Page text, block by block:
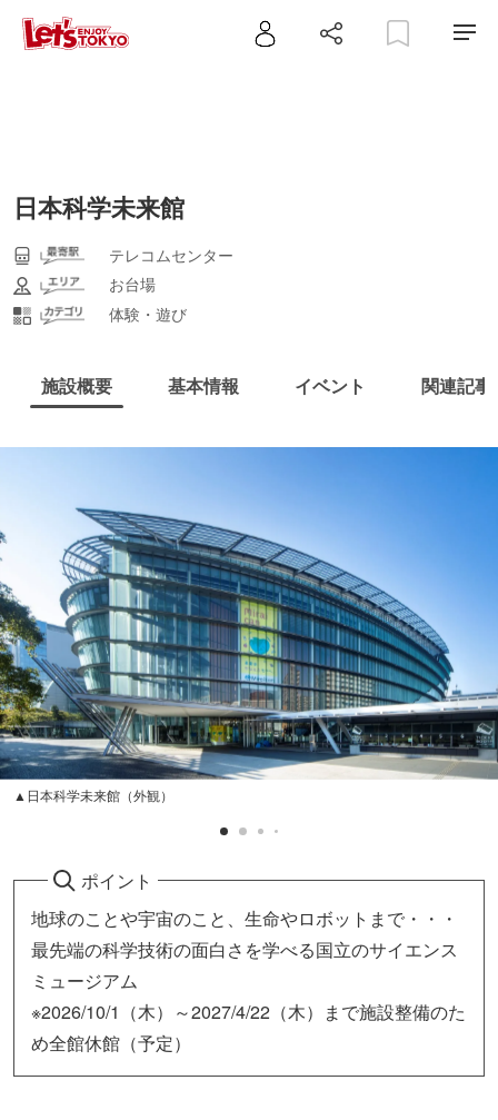
日本科学未来館
テレコムセンター
お台場
体験・遊び
施設概要 基本情報 イベント 関連記事
▲日本科学未来館（外観）
ポイント
地球のことや宇宙のこと、生命やロボットまで・・・
最先端の科学技術の面白さを学べる国立のサイエンス
ミュージアム
※2026/10/1（木）～2027/4/22（木）まで施設整備のた
め全館休館（予定）